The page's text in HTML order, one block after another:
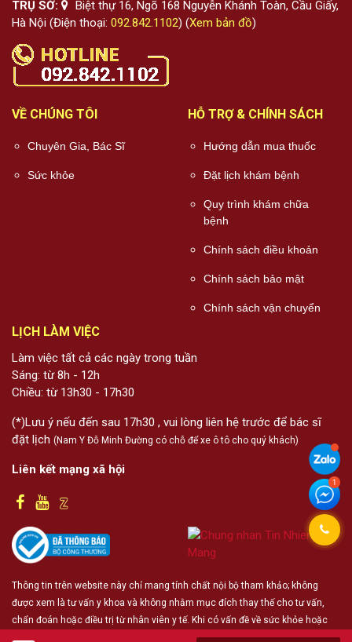
TRỤ SỞ:
Biệt thự 16, Ngõ 168 Nguyễn Khánh Toàn, Cầu Giấy,
Hà Nội (Điện thoại: 092.842.1102) (Xem bản đồ)
VỀ CHÚNG TÔI
Chuyên Gia, Bác Sĩ
Sức khỏe
HỖ TRỢ & CHÍNH SÁCH
Hướng dẫn mua thuốc
Đặt lịch khám bệnh
Quy trình khám chữa
bệnh
Chính sách điều khoản
Chính sách bảo mật
Chính sách vận chuyển
LỊCH LÀM VIỆC
Làm việc tất cả các ngày trong tuần
Sáng: từ 8h - 12h
Chiều: từ 13h30 - 17h30
(*)Lưu ý nếu đến sau 17h30 , vui lòng liên hệ trước để bác sĩ
đặt lịch (Nam Y Đỗ Minh Đường có chỗ để xe ô tô cho quý khách)
Liên kết mạng xã hội
Thông tin trên website này chỉ mang tính chất nội bộ tham khảo; không
được xem là tư vấn y khoa và không nhằm mục đích thay thế cho tư vấn,
chẩn đoán hoặc điều trị từ nhân viên y tế. Khi có vấn đề về sức khỏe hoặc
cần hỗ trợ cấp cứu người đọc cần liên hệ bác sĩ và cơ sở y tế gần nhất